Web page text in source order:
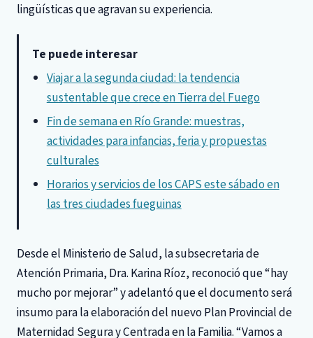
lingüísticas que agravan su experiencia.
Te puede interesar
Viajar a la segunda ciudad: la tendencia
sustentable que crece en Tierra del Fuego
Fin de semana en Río Grande: muestras,
actividades para infancias, feria y propuestas
culturales
Horarios y servicios de los CAPS este sábado en
las tres ciudades fueguinas
Desde el Ministerio de Salud, la subsecretaria de
Atención Primaria, Dra. Karina Ríoz, reconoció que “hay
mucho por mejorar” y adelantó que el documento será
insumo para la elaboración del nuevo Plan Provincial de
Maternidad Segura y Centrada en la Familia. “Vamos a